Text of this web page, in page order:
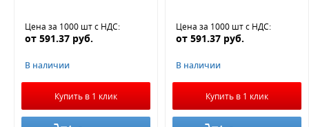
Цена за 1000 штс НДС:
от 591.37 руб.
В наличии
Купить в 1 клик
Цена за 1000 штс НДС:
от 591.37 руб.
В наличии
Купить в 1 клик